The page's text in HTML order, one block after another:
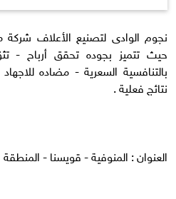
نجوم الوادى لتصنيع الأعلاف
حيث تتميز بجوده تحقق أرباح -
بالتنافسية السعرية - مضاده
نتائج فعلية .
العنوان : المنوفية - قويسنا - المنطقة